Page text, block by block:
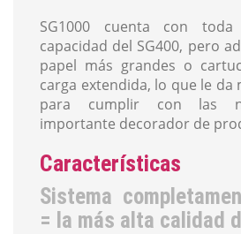
SG1000 cuenta con
capacidad del SG400, pero
papel más grandes o
carga extendida, lo que le da
para cumplir con las
importante decorador de
Características
Sistema
= la más alta calidad